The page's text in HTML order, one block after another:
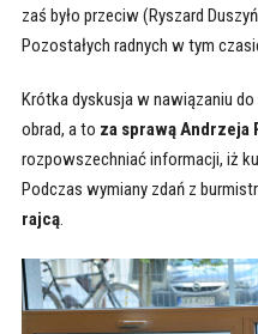
zaś było przeciw (Ryszard
Pozostałych radnych w tym
Krótka dyskusja w nawiązaniu
obrad, a to za sprawą Andrzeja
rozpowszechniać informacji, iż
Podczas wymiany zdań z
rajcą.